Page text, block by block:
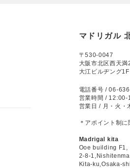
マドリガル
〒530-0047
大阪市北区西天満
大江ビルヂング1F
電話番号 / 06-
営業時間 / 12:00-
営業日 / 月・火・
＊アポイント制に
Madrigal kita
Ooe building F1,
2-8-1,Nishitenma
Kita-ku,Osaka-